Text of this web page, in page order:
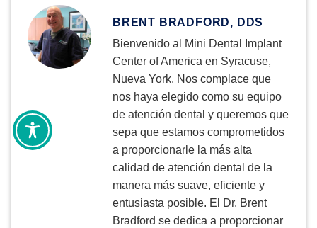
BRENT BRADFORD, DDS
Bienvenido al Mini Dental Implant
Center of America en Syracuse,
Nueva York. Nos complace que
nos haya elegido como su equipo
de atención dental y queremos que
sepa que estamos comprometidos
a proporcionarle la más alta
calidad de atención dental de la
manera más suave, eficiente y
entusiasta posible. El Dr. Brent
Bradford se dedica a proporcionar